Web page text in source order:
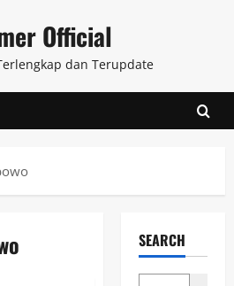
Official
dan Terupdate
SEARCH